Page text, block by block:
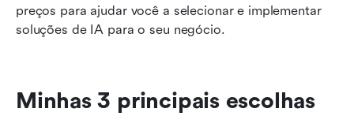
preços para ajudar você a selecionar e implementar
soluções de IA para o seu negócio.
Minhas 3 principais escolhas
FAQs sobre soluções de Enterprise em IA